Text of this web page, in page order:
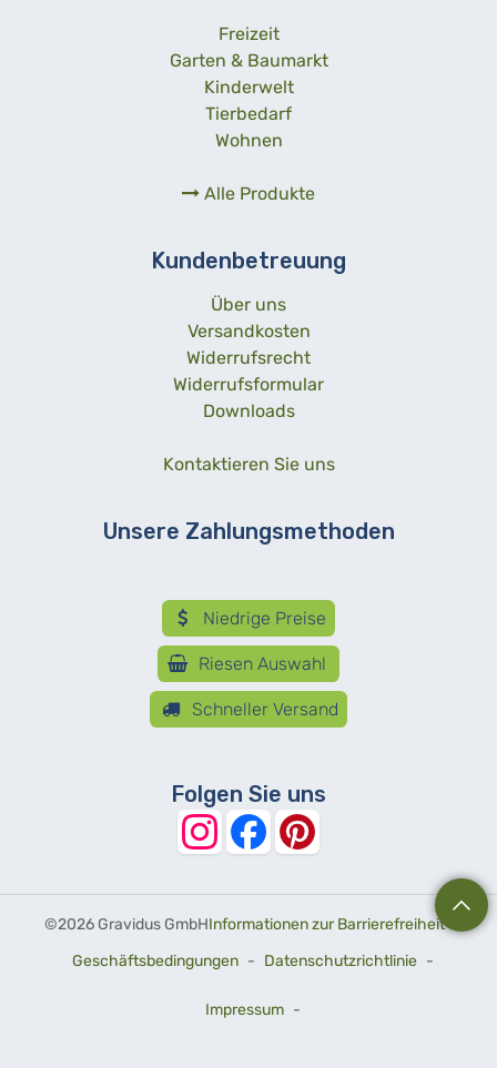
Freizeit
Garten & Baumarkt
Kinderwelt
Tierbedarf
Wohnen
Alle Produkte
Kundenbetreuung
Über uns
Versandkosten
Widerrufsrecht
Widerrufsformular
Downloads
Kontaktieren Sie uns
Unsere Zahlungsmethoden
Niedrige Preise
Riesen Auswahl
Schneller Versand
Folgen Sie uns
©2026 Gravidus GmbHInformationen zur Barrierefreiheit-
Geschäftsbedingungen - Datenschutzrichtlinie -
Impressum -